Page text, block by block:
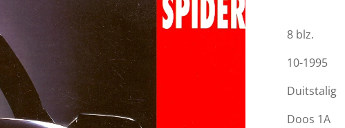
8 blz.
10-1995
Duitstalig
Doos 1A